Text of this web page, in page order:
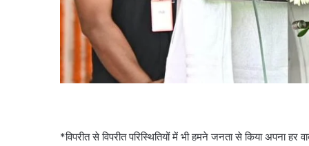
*विपरीत से विपरीत परिस्थितियों में भी हमने जनता से किया अपना हर